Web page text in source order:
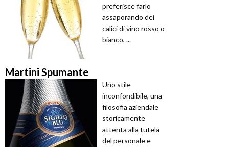
preferisce farlo
assaporando dei
calici di vino rosso o
bianco, ...
Martini Spumante
Uno stile
inconfondibile, una
filosofia aziendale
storicamente
attenta alla tutela
del personale e